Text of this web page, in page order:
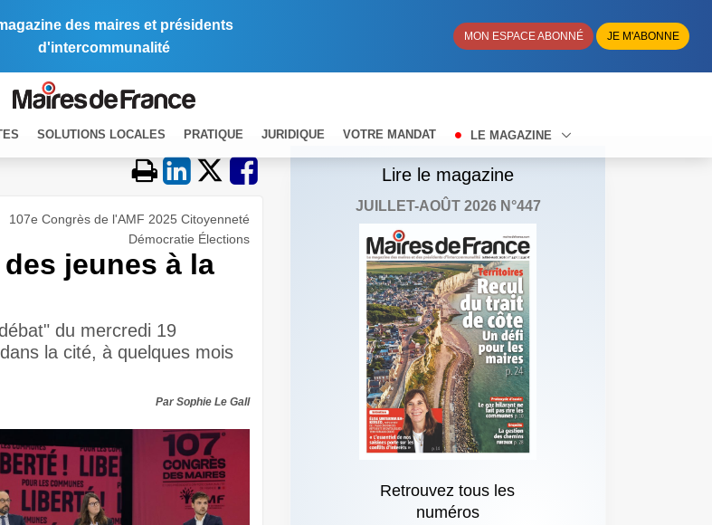
des maires et présidents
d'intercommunalité
MON ESPACE ABONNÉ JE M'ABONNE
SOLUTIONS LOCALES PRATIQUE JURIDIQUE VOTRE MANDAT LE MAGAZINE
107e Congrès de l'AMF 2025 Citoyenneté
Démocratie Élections
jeunes à la
du mercredi 19
la cité, à quelques mois
Par Sophie Le Gall
Lire le magazine
JUILLET-AOÛT 2026 N°447
Retrouvez tous les
numéros